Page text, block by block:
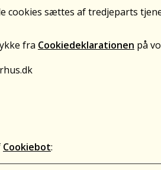
sættes af tredjeparts
fra Cookiedeklarationen på
Cookiebot: